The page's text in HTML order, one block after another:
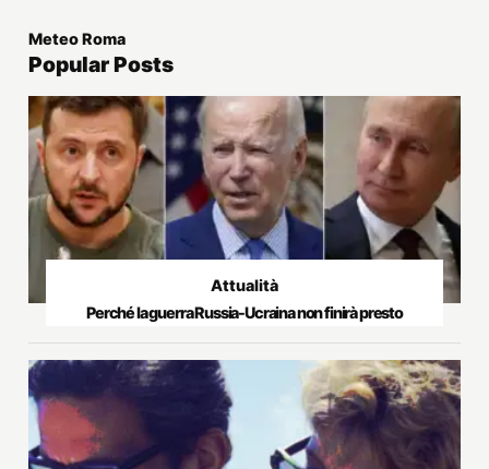
Meteo Roma
Popular Posts
Attualità
Perché la guerra Russia-Ucraina non finirà presto